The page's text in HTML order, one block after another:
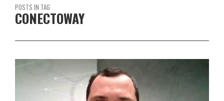
POSTS IN TAG
CONECTOWAY